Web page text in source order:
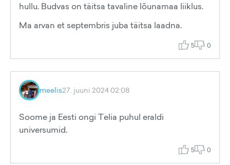
hullu. Budvas on täitsa tavaline lõunamaa liiklus.
Ma arvan et septembris juba täitsa laadna.
5 0
meelis27. juuni 2024 02:08
Soome ja Eesti ongi Telia puhul eraldi
universumid.
5 0